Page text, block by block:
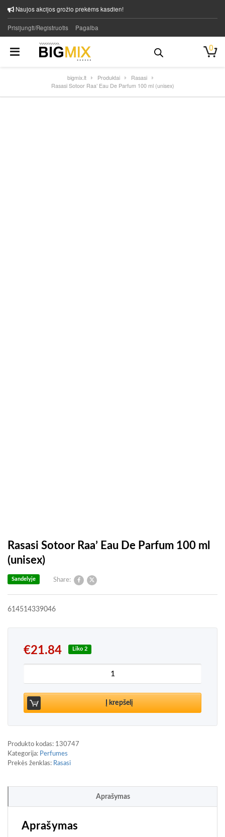
Naujos akcijos grožio prekėms kasdien!
Prisijungti/Registruotis Pagalba
0
bigmix.lt Produktai
Rasasi
Rasasi Sotoor Raa’ Eau De Parfum 100 ml (unisex)
Rasasi Sotoor Raa’ Eau De Parfum 100 ml
(unisex)
Share:
Sandelyje
614514339046
€21.84 Liko 2
produkto kiekis: Rasasi Sotoor Raa’ Eau De
Į krepšelį
Produkto kodas: 130747
Kategorija: Perfumes
Prekės ženklas: Rasasi
Aprašymas
Aprašymas